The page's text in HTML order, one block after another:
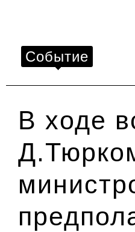
Событие
В ходе